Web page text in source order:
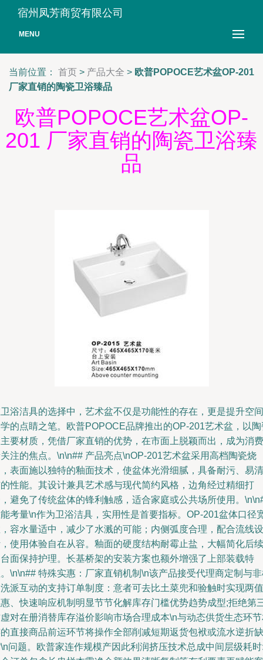
宿州凤芳商贸有限公司
MENU
当前位置： 首页 > 产品大全 > 欧普POPOCE艺术盆OP-201
厂家直销的陶瓷卫浴臻品
欧普POPOCE艺术盆OP-
201 厂家直销的陶瓷卫浴臻
品
浴洁具的选择中，艺术盆不仅是功能性的存在，更是提升空间
的点睛之笔。欧普POPOCE品牌推出的OP-201艺术盆，以陶
要材质，凭借厂家直销的优势，在市面上脱颖而出，成为消费
注的焦点。\n\n## 产品亮点\nOP-201艺术盆采用高档陶瓷烧
表面施以独特的釉面技术，使盆体光滑细腻，具备耐污、易清
性能。其设计兼具艺术感与现代简约风格，边角经过精细打
避免了传统盆体的锋利触感，适合家庭或公共场所使用。
考量\n作为卫浴洁具，实用性是首要指标。OP-201盆体口径
容水量适中，减少了水溅的可能；内侧弧度合理，配合流线设
使用体验自在从容。釉面的硬度结构耐霉止盐，大幅简化后续
面保持护理。长基桥架的安装方案也额外增强了上部装载特
\n\n## 特殊实惠：厂家直销机制\n该产品接受代理商定制与
派互动的支持订单制度：意者可去比土菜兜和验触时实现两值
、快速响应机制明显节节化解库存门槛优势趋势成型;拒绝第
对在册消替库存溢价影响市场合理成本\n与动态供货生态环
直接商品前运环节将操作全部削减短期返货包袱或流水逆折缺
问题。欧普家连作规模产因此利润挤压技术总成中间层级耗